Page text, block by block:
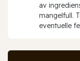
av
mangelfull.
eventuelle